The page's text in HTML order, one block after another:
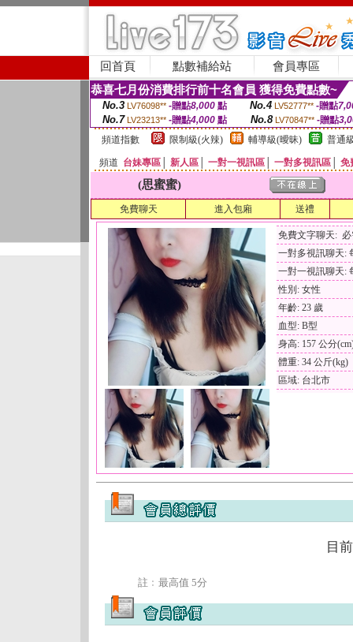
回首頁 點數補給站 會員專區
恭喜七月份消費排行前十名會員 獲得免費點數~
No.3 LV76098** -贈點8,000點 No.4 LV52777** -贈點
No.7 LV23213** -贈點4,000 點 No.8 LV70847** -贈點
頻道指數
限制級(火辣) 輔導級(曖昧) 普通
頻道 台妹專區 新人區 一對一視訊區 一對多視訊區 免
(思蜜蜜)
免費聊天 進入包廂 送禮
免費文字聊天:
一對多視訊聊天:
一對一視訊聊天:
性別: 女性
年齡: 23 歲
血型: B型
身高: 157 公分
體重: 34 公斤(kg)
區域: 台北市
目
註﹕最高值 5分